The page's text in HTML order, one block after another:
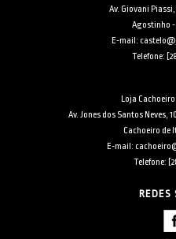
Av. Giovani
Agostinho -
E-mail:
Telefone:
Loja
Av. Jones dos Santos Neves,
Cachoeiro de
E-mail:
Telefone:
REDES